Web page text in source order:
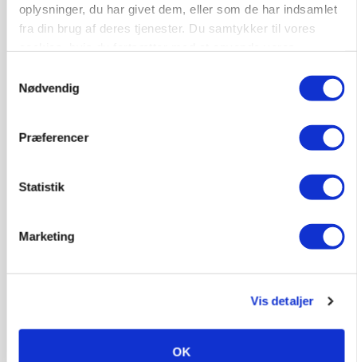
oplysninger, du har givet dem, eller som de har indsamlet
fra din brug af deres tjenester. Du samtykker til vores
Nødvendig
Præferencer
Statistik
Marketing
Vis detaljer
OK
MASKINER
Forserie til selvkørende skårlægger afprøves i år